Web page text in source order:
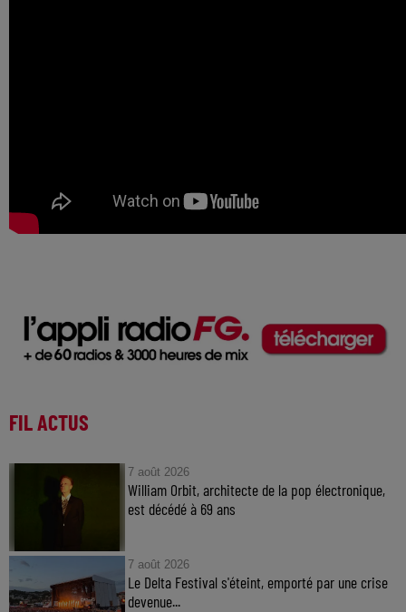
FIL ACTUS
7 août 2026
William Orbit, architecte de la pop électronique,
est décédé à 69 ans
7 août 2026
Le Delta Festival s'éteint, emporté par une crise
devenue...